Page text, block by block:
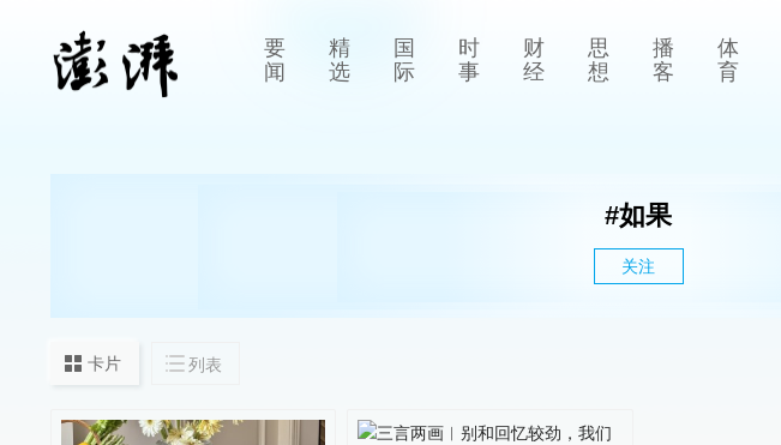
要
闻
精
选
国
际
时
事
财
经
思
想
播
客
体
育
#如果
关注
卡片 列表